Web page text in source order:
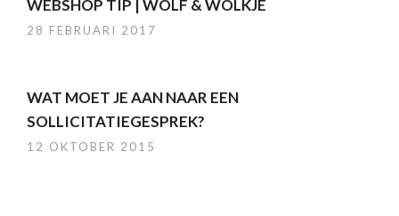
WEBSHOP TIP | WOLF & WOLKJE
28 FEBRUARI 2017
WAT MOET JE AAN NAAR EEN
SOLLICITATIEGESPREK?
12 OKTOBER 2015